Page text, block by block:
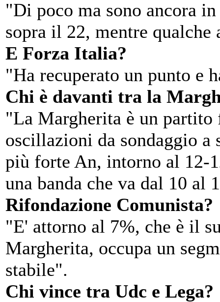
"Di poco ma sono ancora
sopra il 22, mentre
E Forza Italia?
"Ha recuperato un punto e
Chi è davanti tra la
"La Margherita è un
oscillazioni da sondaggio a
più forte An, intorno al 12-
una banda che va dal 10 al
Rifondazione Comunista?
"E' attorno al 7%, che è il
Margherita, occupa un
stabile".
Chi vince tra Udc e Lega?